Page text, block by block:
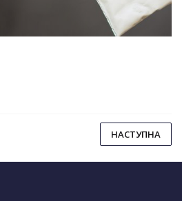
НАСТУПНА